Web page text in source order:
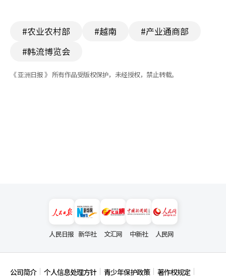
#农业农村部 #越南
#产业通商部
#韩流博览会
《 亚洲日报 》 所有作品受版权保护，未经授权，禁止转载。
人民日报 新华社 文汇网 中新社 人民网
公司简介 个人信息处理方针 青少年保护政策 著作权规定